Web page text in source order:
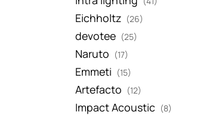
Eichholtz (26)
devotee (25)
Naruto (17)
Emmeti (15)
Artefacto (12)
Impact Acoustic (8)